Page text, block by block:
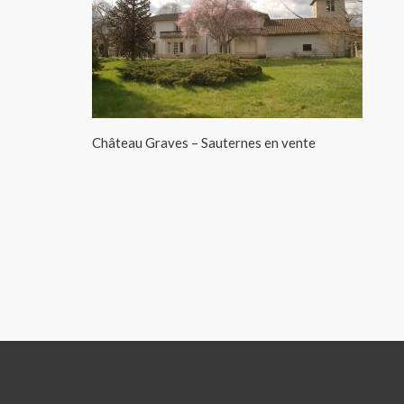
Château Graves – Sauternes en vente